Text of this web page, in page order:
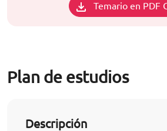
Temario en PDF
Plan de estudios
Descripción